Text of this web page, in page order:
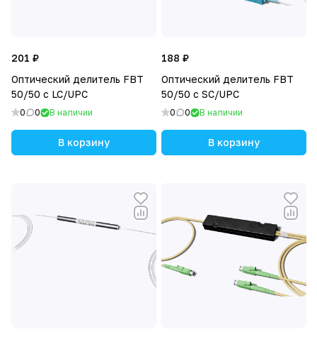
201 ₽
Оптический делитель FBT
50/50 с LC/UPC
0 0 В наличии
В корзину
188 ₽
Оптический делитель FBT
50/50 с SC/UPC
0 0 В наличии
В корзину